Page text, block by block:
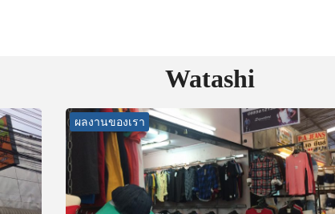
Watashi
ผลงานของเรา